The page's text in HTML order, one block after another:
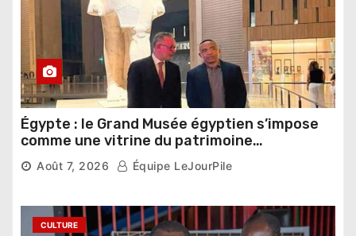
Égypte : le Grand Musée égyptien s’impose
comme une vitrine du patrimoine
pharaonique auprès des dirigeants
étrangers
Août 7, 2026 Équipe LeJourPile
CULTURE